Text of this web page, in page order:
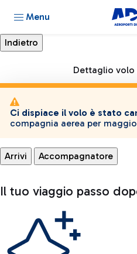
Menu
Dettaglio volo
Ci dispiace il volo è stato
compagnia aerea per
Arrivi Accompagnatore
Il tuo viaggio passo